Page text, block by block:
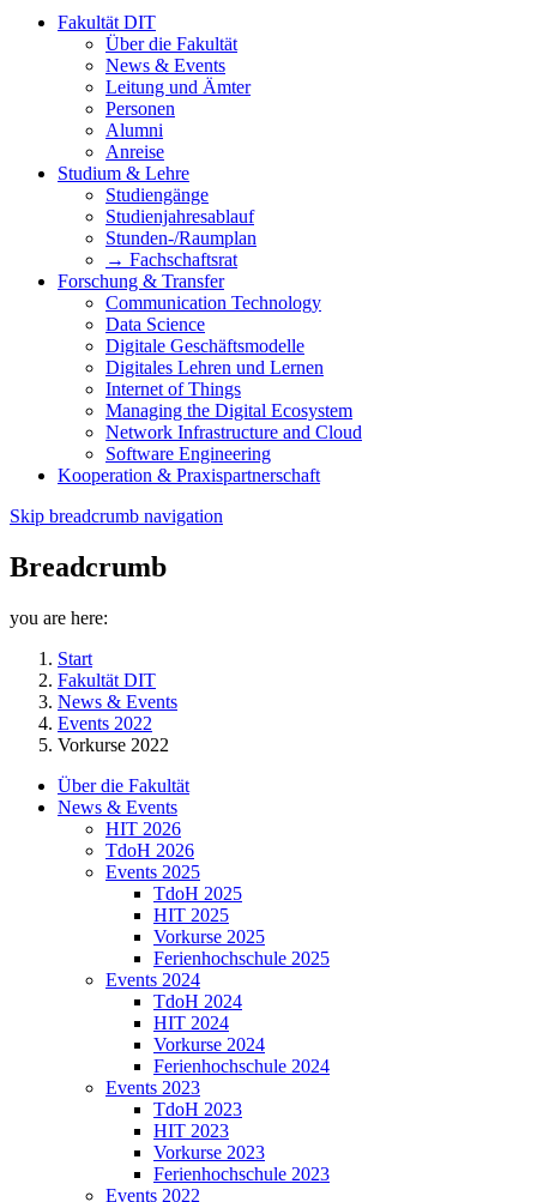
Fakultät DIT
Über die Fakultät
News & Events
Leitung und Ämter
Personen
Alumni
Anreise
Studium & Lehre
Studiengänge
Studienjahresablauf
Stunden-/Raumplan
→ Fachschaftsrat
Forschung & Transfer
Communication Technology
Data Science
Digitale Geschäftsmodelle
Digitales Lehren und Lernen
Internet of Things
Managing the Digital Ecosystem
Network Infrastructure and Cloud
Software Engineering
Kooperation & Praxispartnerschaft
Skip breadcrumb navigation
Breadcrumb
you are here:
Start
Fakultät DIT
News & Events
Events 2022
Vorkurse 2022
Über die Fakultät
News & Events
HIT 2026
TdoH 2026
Events 2025
TdoH 2025
HIT 2025
Vorkurse 2025
Ferienhochschule 2025
Events 2024
TdoH 2024
HIT 2024
Vorkurse 2024
Ferienhochschule 2024
Events 2023
TdoH 2023
HIT 2023
Vorkurse 2023
Ferienhochschule 2023
Events 2022